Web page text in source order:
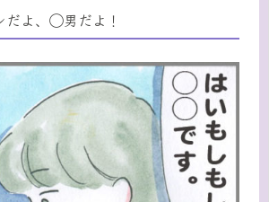
だよ、◯男だよ！